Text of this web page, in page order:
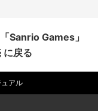
Sanrio Games」
戻る
アル